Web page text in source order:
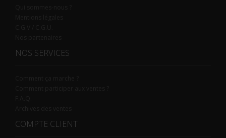
NOS SERVICES
COMPTE CLIENT